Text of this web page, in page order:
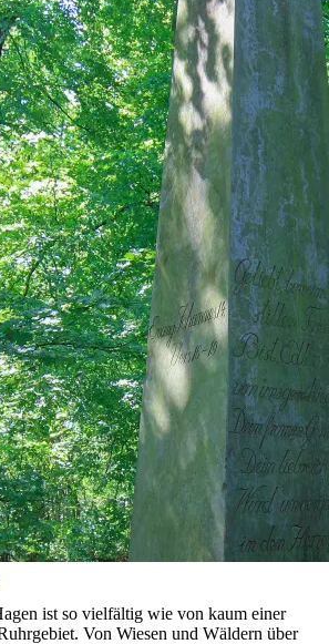
ist so vielfältig wie von kaum einer
Von Wiesen und Wäldern über